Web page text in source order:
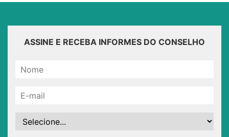
ASSINE E RECEBA INFORMES DO CONSELHO